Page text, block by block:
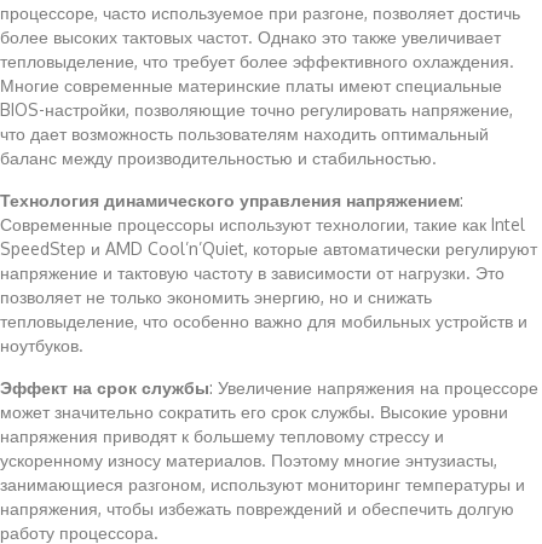
процессоре, часто используемое при разгоне, позволяет достичь
более высоких тактовых частот. Однако это также увеличивает
тепловыделение, что требует более эффективного охлаждения.
Многие современные материнские платы имеют специальные
BIOS-настройки, позволяющие точно регулировать напряжение,
что дает возможность пользователям находить оптимальный
баланс между производительностью и стабильностью.
Технология динамического управления напряжением:
Современные процессоры используют технологии, такие как Intel
SpeedStep и AMD Cool’n’Quiet, которые автоматически регулируют
напряжение и тактовую частоту в зависимости от нагрузки. Это
позволяет не только экономить энергию, но и снижать
тепловыделение, что особенно важно для мобильных устройств и
ноутбуков.
Эффект на срок службы: Увеличение напряжения на процессоре
может значительно сократить его срок службы. Высокие уровни
напряжения приводят к большему тепловому стрессу и
ускоренному износу материалов. Поэтому многие энтузиасты,
занимающиеся разгоном, используют мониторинг температуры и
напряжения, чтобы избежать повреждений и обеспечить долгую
работу процессора.